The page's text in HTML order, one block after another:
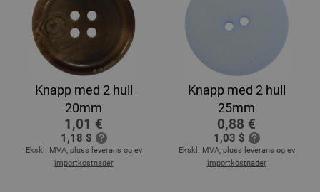
Knapp med 2 hull
20mm
1,01 €
1,18 $
Ekskl. MVA, pluss leverans og ev
importkostnader
Knapp med 2 hull
25mm
0,88 €
1,03 $
Ekskl. MVA, pluss leverans og ev
importkostnader